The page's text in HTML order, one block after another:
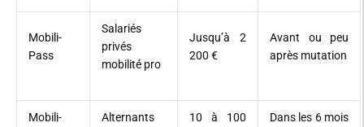
Mobili-
Pass
Salariés
privés
mobilité pro
Jusqu’à 2
200 €
Avant ou peu
après mutation
Mobili-
Alternants
10 à 100
Dans les 6 mois